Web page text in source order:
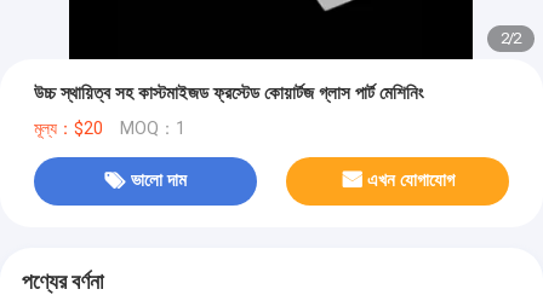
2/2
উচ্চ স্থায়িত্ব সহ কাস্টমাইজড ফ্রস্টেড কোয়ার্টজ গ্লাস পার্ট মেশিনিং
মূল্য：$20 MOQ：1
ভালো দাম এখন যোগাযোগ
পণ্যের বর্ণনা